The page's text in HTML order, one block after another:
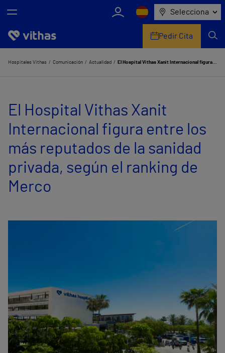
Selecciona
Nosotros
Servicios de salud
Equipo médico y asistencial
Información útil
Comunicación
Pedir Cita
Hospitales Vithas Comunicación Actualidad El Hospital Vithas Xanit Internacional figura entre los más reputados de la sanidad privada, según el ranking de Merco
El Hospital Vithas Xanit
Internacional figura entre los
más reputados de la sanidad
privada, según el ranking de
Merco